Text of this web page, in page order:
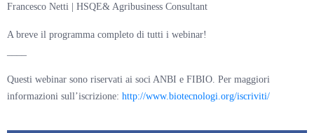
Francesco Netti | HSQE& Agribusiness Consultant
A breve il programma completo di tutti i webinar!
Questi webinar sono riservati ai soci ANBI e FIBIO. Per maggiori
informazioni sull’iscrizione: http://www.biotecnologi.org/iscriviti/